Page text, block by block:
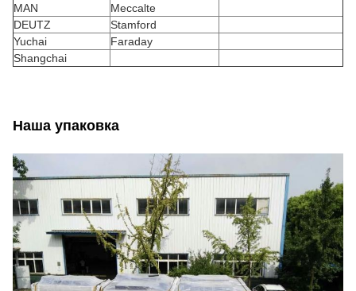
MAN
Meccalte
DEUTZ
Stamford
Yuchai
Faraday
Shangchai
Наша упаковка